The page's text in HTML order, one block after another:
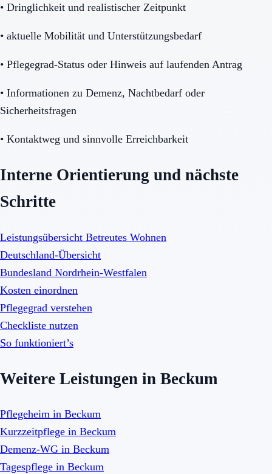
• Dringlichkeit und realistischer Zeitpunkt
• aktuelle Mobilität und Unterstützungsbedarf
• Pflegegrad-Status oder Hinweis auf laufenden Antrag
• Informationen zu Demenz, Nachtbedarf oder
Sicherheitsfragen
• Kontaktweg und sinnvolle Erreichbarkeit
Interne Orientierung und nächste
Schritte
Leistungsübersicht Betreutes Wohnen
Deutschland-Übersicht
Bundesland Nordrhein-Westfalen
Kosten einordnen
Pflegegrad verstehen
Checkliste nutzen
So funktioniert’s
Weitere Leistungen in Beckum
Pflegeheim in Beckum
Kurzzeitpflege in Beckum
Demenz-WG in Beckum
Tagespflege in Beckum